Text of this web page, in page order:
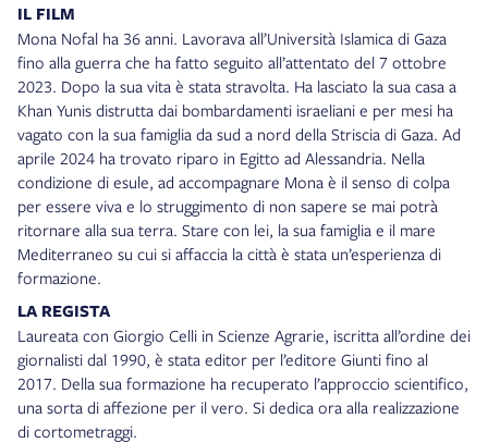
IL FILM
Mona Nofal ha 36 anni. Lavorava all’Università Islamica di Gaza
fino alla guerra che ha fatto seguito all’attentato del 7 ottobre
2023. Dopo la sua vita è stata stravolta. Ha lasciato la sua casa a
Khan Yunis distrutta dai bombardamenti israeliani e per mesi ha
vagato con la sua famiglia da sud a nord della Striscia di Gaza. Ad
aprile 2024 ha trovato riparo in Egitto ad Alessandria. Nella
condizione di esule, ad accompagnare Mona è il senso di colpa
per essere viva e lo struggimento di non sapere se mai potrà
ritornare alla sua terra. Stare con lei, la sua famiglia e il mare
Mediterraneo su cui si affaccia la città è stata un’esperienza di
formazione.
LA REGISTA
Laureata con Giorgio Celli in Scienze Agrarie, iscritta all’ordine dei
giornalisti dal 1990, è stata editor per l’editore Giunti fino al
2017. Della sua formazione ha recuperato l’approccio scientifico,
una sorta di affezione per il vero. Si dedica ora alla realizzazione
di cortometraggi.